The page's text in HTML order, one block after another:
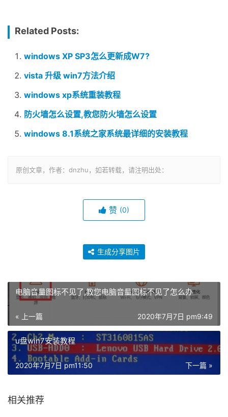
Related Posts:
windows XP SP3怎么更新成W7?
vista 升级 win7方法介绍
windows xp系统重装教程
防火墙怎么设置,教您防火墙怎么设置
windows 8.1系统之家系统最详细的安装教程
原创文章，作者：dnzhu，如若转载，请注明出处：
赞 (0)
生成分享图片
电脑音量图标不见了,教您电脑音量图标不见了怎么办
« 上一篇 2020年7月7日 pm9:49
u盘win7安装教程
下一篇 »
2020年7月7日 pm11:50
相关推荐